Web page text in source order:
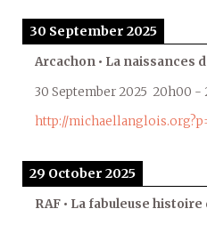
30 September 2025
Arcachon • La naissances
30 September 2025 20h00 -
http://
29 October 2025
RAF • La fabuleuse histoire